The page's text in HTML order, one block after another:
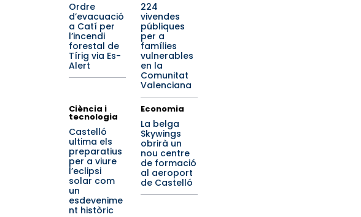
Ordre
d’evacuació
a Catí per
l’incendi
forestal de
Tírig via Es-
Alert
224
vivendes
públiques
per a
famílies
vulnerables
en la
Comunitat
Valenciana
Ciència i
tecnologia
Castelló
ultima els
preparatius
per a viure
l’eclipsi
solar com
un
esdevenime
nt històric
Economia
La belga
Skywings
obrirà un
nou centre
de formació
al aeroport
de Castelló